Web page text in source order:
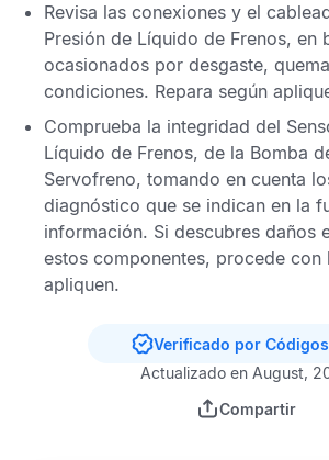
Revisa las conexiones y el
Presión de Líquido de Frenos, en
ocasionados por desgaste,
condiciones. Repara según
Comprueba la integridad del
Líquido de Frenos, de la Bomba
Servofreno, tomando en cuenta
diagnóstico que se indican en la
información. Si descubres daños
estos componentes, procede con
apliquen.
Verificado por
Actualizado en August,
Compartir